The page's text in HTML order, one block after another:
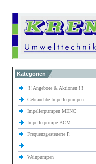
Kategorien
!!! Angebote & Aktionen !!!
Gebrauchte Impellerpumpen
Impellerpumpen MENC
Impellerpumpe BCM
Frequenzgesteuerte P.
Weinpumpen